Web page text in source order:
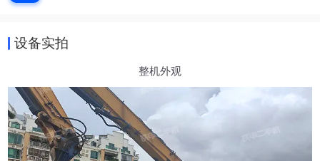
设备实拍
整机外观